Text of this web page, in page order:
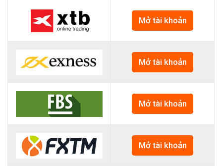
Mở tài khoản
Mở tài khoản
Mở tài khoản
Mở tài khoản